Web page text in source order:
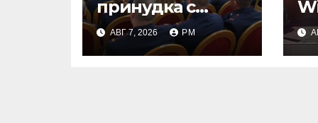
принудка с
изоляцией
АВГ 7, 2026 РМ